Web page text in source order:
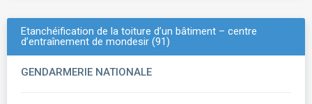
Etanchéification de la toiture d’un bâtiment – centre
d’entraînement de mondesir (91)
GENDARMERIE NATIONALE